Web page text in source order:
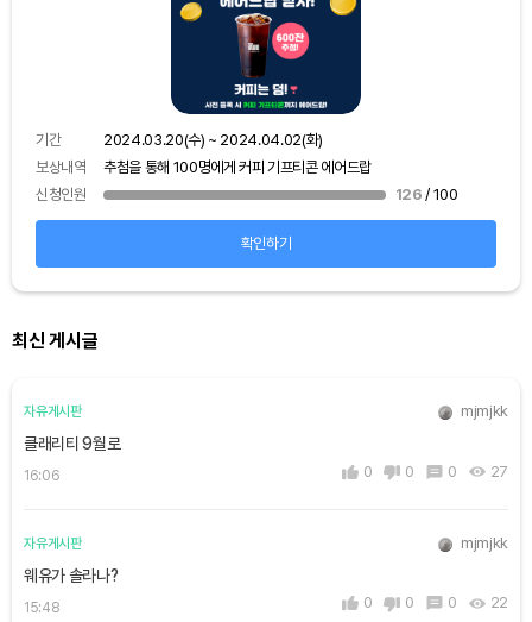
기간
2024.03.20(수) ~ 2024.04.02(화)
보상내역
추첨을 통해 100명에게 커피 기프티콘 에어드랍
신청인원
126 / 100
확인하기
최신 게시글
자유게시판 mjmjkk
클래리티 9월로
16:06 0 0 0 27
자유게시판 mjmjkk
웨유가 솔라나?
15:48 0 0 0 22